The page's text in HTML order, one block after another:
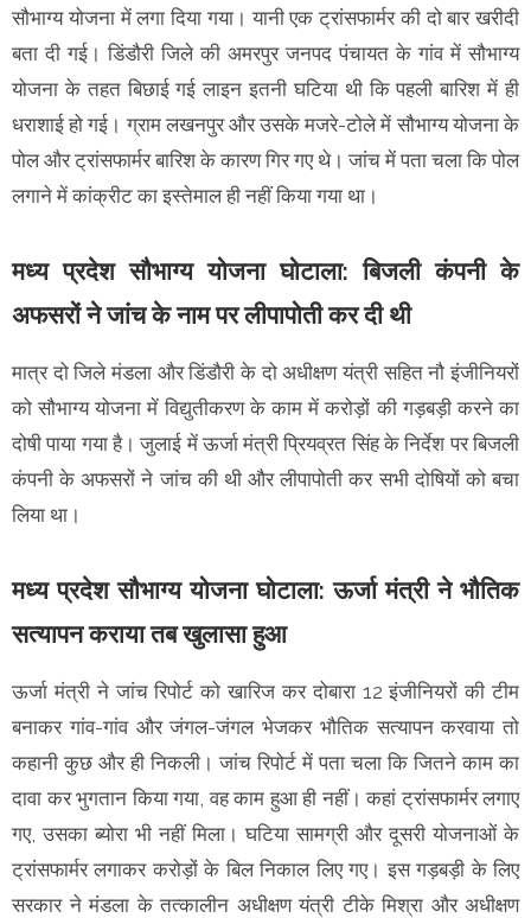
सौभाग्य योजना में लगा दिया गया। यानी एक ट्रांसफार्मर की दो बार खरीदी
बता दी गई। डिंडौरी जिले की अमरपुर जनपद पंचायत के गांव में सौभाग्य
योजना के तहत बिछाई गई लाइन इतनी घटिया थी कि पहली बारिश में ही
धराशाई हो गई। ग्राम लखनपुर और उसके मजरे-टोले में सौभाग्य योजना के
पोल और ट्रांसफार्मर बारिश के कारण गिर गए थे। जांच में पता चला कि पोल
लगाने में कांक्रीट का इस्तेमाल ही नहीं किया गया था।
मध्य प्रदेश सौभाग्य योजना घोटाला: बिजली कंपनी के
अफसरों ने जांच के नाम पर लीपापोती कर दी थी
मात्र दो जिले मंडला और डिंडौरी के दो अधीक्षण यंत्री सहित नौ इंजीनियरों
को सौभाग्य योजना में विद्युतीकरण के काम में करोड़ों की गड़बड़ी करने का
दोषी पाया गया है। जुलाई में ऊर्जा मंत्री प्रियव्रत सिंह के निर्देश पर बिजली
कंपनी के अफसरों ने जांच की थी और लीपापोती कर सभी दोषियों को बचा
लिया था।
मध्य प्रदेश सौभाग्य योजना घोटाला: ऊर्जा मंत्री ने भौतिक
सत्यापन कराया तब खुलासा हुआ
ऊर्जा मंत्री ने जांच रिपोर्ट को खारिज कर दोबारा 12 इंजीनियरों की टीम
बनाकर गांव-गांव और जंगल-जंगल भेजकर भौतिक सत्यापन करवाया तो
कहानी कुछ और ही निकली। जांच रिपोर्ट में पता चला कि जितने काम का
दावा कर भुगतान किया गया, वह काम हुआ ही नहीं। कहां ट्रांसफार्मर लगाए
गए, उसका ब्योरा भी नहीं मिला। घटिया सामग्री और दूसरी योजनाओं के
ट्रांसफार्मर लगाकर करोड़ों के बिल निकाल लिए गए। इस गड़बड़ी के लिए
सरकार ने मंडला के तत्कालीन अधीक्षण यंत्री टीके मिश्रा और अधीक्षण